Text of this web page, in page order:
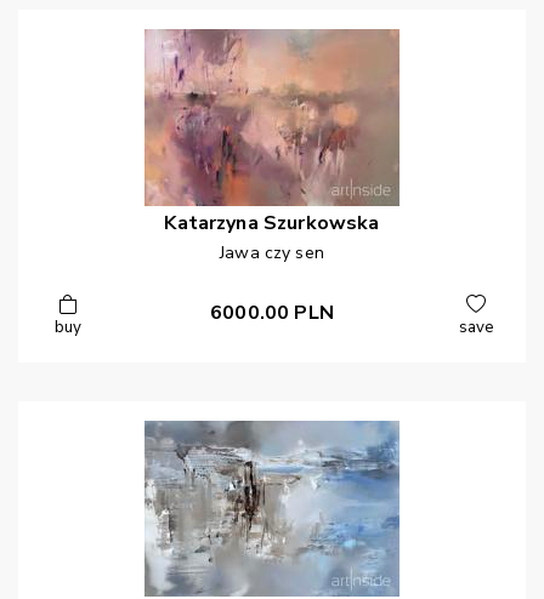
Katarzyna Szurkowska
Jawa czy sen
buy
6000.00 PLN
save